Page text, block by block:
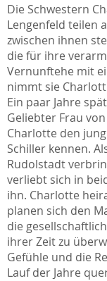
Die Schwestern
Lengenfeld teilen
zwischen ihnen
die für ihre
Vernunftehe mit
nimmt sie
Ein paar Jahre
Geliebter Frau
Charlotte den
Schiller kennen.
Rudolstadt
verliebt sich in
ihn. Charlotte
planen sich den
die
ihrer Zeit zu
Gefühle und die
Lauf der Jahre